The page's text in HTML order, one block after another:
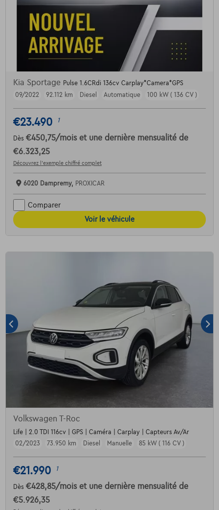
Kia Sportage Pulse 1.6CRdi 136cv Carplay*Camera*GPS
09/2022
92.112 km Diesel Automatique 100 kW ( 136 CV )
€23.490 1
Dès €450,75/mois et une dernière mensualité de
€6.323,25
Découvrez l’exemple chiffré complet
6020 Dampremy, PROXICAR
Comparer
Voir le véhicule
Volkswagen T-Roc
Life | 2.0 TDI 116cv | GPS | Caméra | Carplay | Capteurs Av/Ar
02/2023
73.950 km Diesel Manuelle 85 kW ( 116 CV )
€21.990 1
Dès €428,85/mois et une dernière mensualité de
€5.926,35